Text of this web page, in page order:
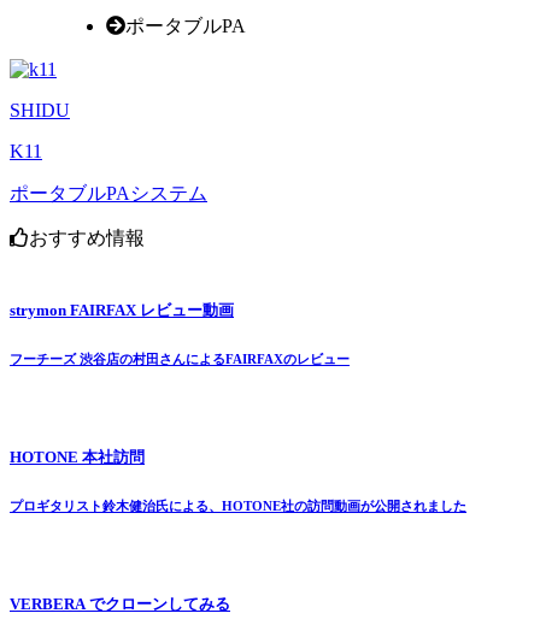
ポータブルPA
SHIDU
K11
ポータブルPAシステム
おすすめ情報
strymon FAIRFAX レビュー動画
フーチーズ 渋谷店の村田さんによるFAIRFAXのレビュー
HOTONE 本社訪問
プロギタリスト鈴木健治氏による、HOTONE社の訪問動画が公開されました
VERBERA でクローンしてみる